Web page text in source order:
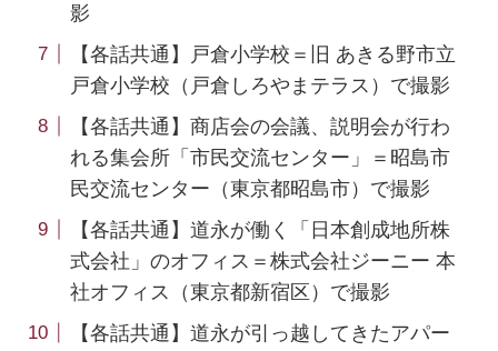
影
【各話共通】戸倉小学校＝旧 あきる野市立
戸倉小学校（戸倉しろやまテラス）で撮影
【各話共通】商店会の会議、説明会が行わ
れる集会所「市民交流センター」＝昭島市
民交流センター（東京都昭島市）で撮影
【各話共通】道永が働く「日本創成地所株
式会社」のオフィス＝株式会社ジーニー 本
社オフィス（東京都新宿区）で撮影
【各話共通】道永が引っ越してきたアパー